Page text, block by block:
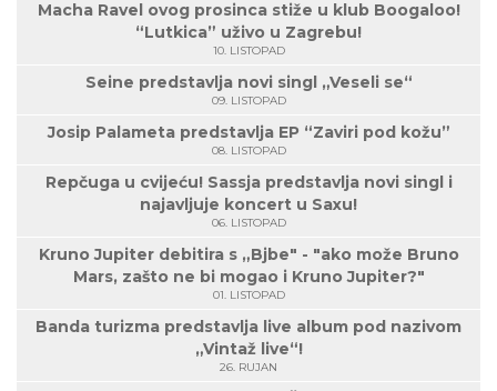
Macha Ravel ovog prosinca stiže u klub Boogaloo!
“Lutkica” uživo u Zagrebu!
10. LISTOPAD
Seine predstavlja novi singl „Veseli se“
09. LISTOPAD
Josip Palameta predstavlja EP “Zaviri pod kožu”
08. LISTOPAD
Repčuga u cvijeću! Sassja predstavlja novi singl i
najavljuje koncert u Saxu!
06. LISTOPAD
Kruno Jupiter debitira s „Bjbe" - "ako može Bruno
Mars, zašto ne bi mogao i Kruno Jupiter?"
01. LISTOPAD
Banda turizma predstavlja live album pod nazivom
„Vintaž live“!
26. RUJAN